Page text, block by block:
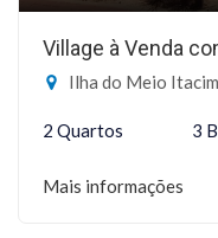
Village à Venda
Ilha do Meio
2 Quartos 3
Mais informações